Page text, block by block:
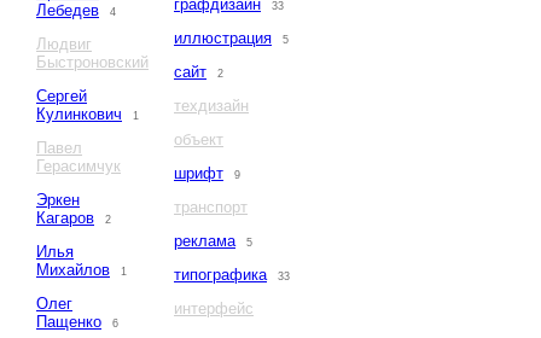
Лебедев
4
Людвиг
Быстроновский
Сергей
Кулинкович
1
Павел
Герасимчук
Эркен
Кагаров
2
Илья
Михайлов
1
Олег
Пащенко
6
графдизайн 33
иллюстрация 5
сайт 2
техдизайн
объект
шрифт
9
транспорт
реклама
5
типографика 33
интерфейс